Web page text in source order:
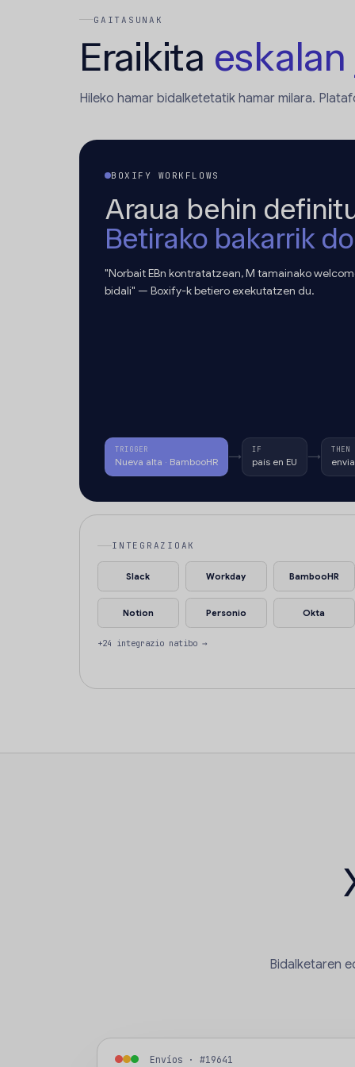
GAITASUNAK
Eraikita
Hileko hamar bidalketetatik hamar milara.
BOXIFY WORKFLOWS
Araua behin
Betirako bakarrik
"Norbait EBn kontratatzean, M tamainako
bidali" — Boxify-k betiero exekutatzen du.
TRIGGER
Nueva alta · BambooHR → IF
país en EU → THEN
INTEGRAZIOAK
Slack Workday BambooHR
Notion Personio Okta
+24 integrazio natibo →
Bidalketaren
Envíos · #19641